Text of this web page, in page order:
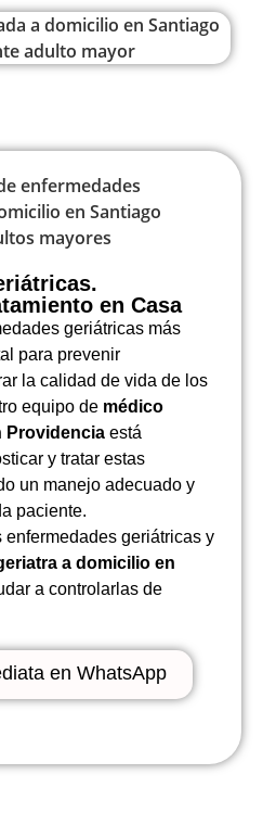
en Casa
geriátricas más
para prevenir
la calidad de vida de los
equipo de médico
Providencia está
y tratar estas
un manejo adecuado y
paciente.
geriátricas y
a domicilio en
a controlarlas de
en WhatsApp